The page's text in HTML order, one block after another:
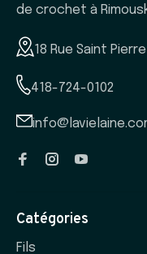
de crochet à
18 Rue Saint
418-724-0102
Catégories
Fils